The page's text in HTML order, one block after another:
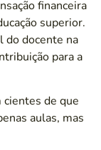
financeira
superior.
do docente na
para a
de que
aulas, mas